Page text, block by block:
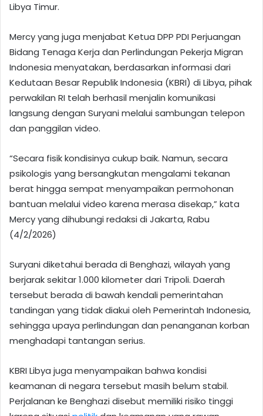
Libya Timur.
Mercy yang juga menjabat Ketua DPP PDI Perjuangan
Bidang Tenaga Kerja dan Perlindungan Pekerja Migran
Indonesia menyatakan, berdasarkan informasi dari
Kedutaan Besar Republik Indonesia (KBRI) di Libya, pihak
perwakilan RI telah berhasil menjalin komunikasi
langsung dengan Suryani melalui sambungan telepon
dan panggilan video.
“Secara fisik kondisinya cukup baik. Namun, secara
psikologis yang bersangkutan mengalami tekanan
berat hingga sempat menyampaikan permohonan
bantuan melalui video karena merasa disekap,” kata
Mercy yang dihubungi redaksi di Jakarta, Rabu
(4/2/2026)
Suryani diketahui berada di Benghazi, wilayah yang
berjarak sekitar 1.000 kilometer dari Tripoli. Daerah
tersebut berada di bawah kendali pemerintahan
tandingan yang tidak diakui oleh Pemerintah Indonesia,
sehingga upaya perlindungan dan penanganan korban
menghadapi tantangan serius.
KBRI Libya juga menyampaikan bahwa kondisi
keamanan di negara tersebut masih belum stabil.
Perjalanan ke Benghazi disebut memiliki risiko tinggi